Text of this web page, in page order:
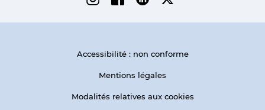
Accessibilité : non conforme
Mentions légales
Modalités relatives aux cookies